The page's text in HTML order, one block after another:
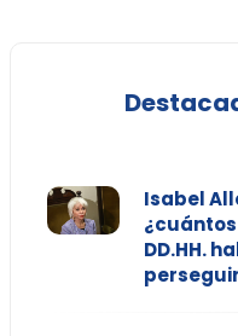
Isabel
DD.HH.